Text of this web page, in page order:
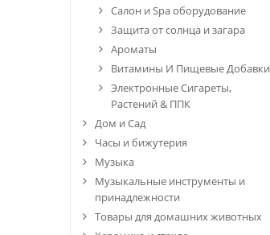
Салон и Spa оборудование
Защита от солнца и загара
Ароматы
Витамины И Пищевые Добавки
Электронные Сигареты,
Растений & ППК
Дом и Сад
Часы и бижутерия
Музыка
Музыкальные инструменты и
принадлежности
Товары для домашних животных